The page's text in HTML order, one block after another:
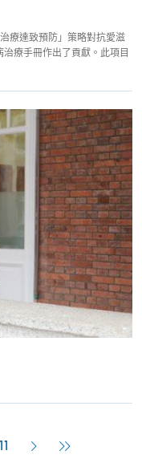
療達致預防」策略對抗愛滋
療手冊作出了貢獻。此項目
11
Next Last